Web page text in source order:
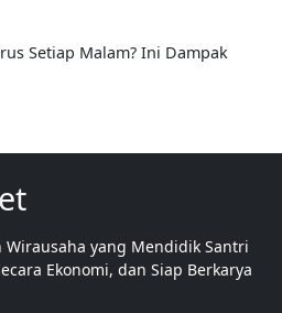
Setiap Malam? Ini Dampak
Wirausaha yang Mendidik Santri
Ekonomi, dan Siap Berkarya